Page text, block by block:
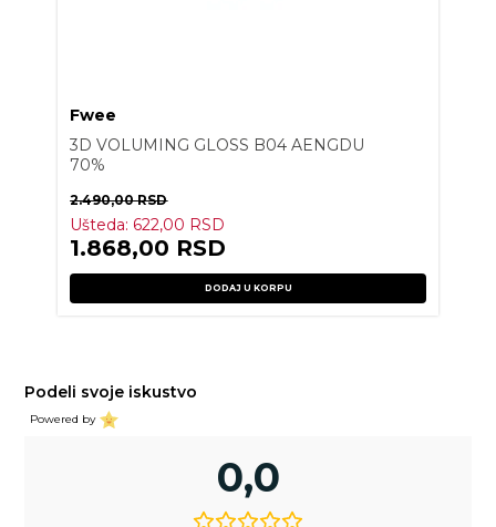
Fwee
3D VOLUMING GLOSS B04 AENGDU
70%
2.490,00RSD
Ušteda: 622,00 RSD
1.868,00 RSD
DODAJ U KORPU
Podeli svoje iskustvo
Powered by
0,0